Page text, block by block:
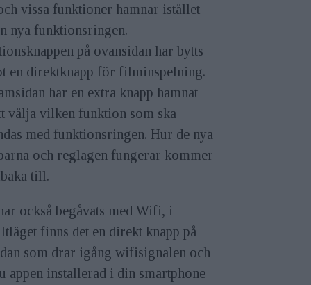
vissa funktioner hamnar istället
nya funktionsringen.
på ovansidan har bytts
en direktknapp för filminspelning.
har en extra knapp hamnat
välja vilken funktion som ska
med funktionsringen. Hur de nya
och reglagen fungerar kommer
till.
också begåvats med Wifi, i
finns det en direkt knapp på
som drar igång wifisignalen och
appen installerad i din smartphone